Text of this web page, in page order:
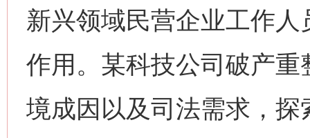
新兴领域民营企业工作
作用。某科技公司破产
境成因以及司法需求，